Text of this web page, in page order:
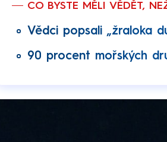
CO BYSTE MĚLI VĚDĚT,
Vědci popsali „žraloka
90 procent mořských